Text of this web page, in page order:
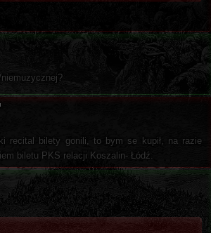
recital bilety gonili, to bym se kupił, na razie
biletu PKS relacji Koszalin- Łódź.